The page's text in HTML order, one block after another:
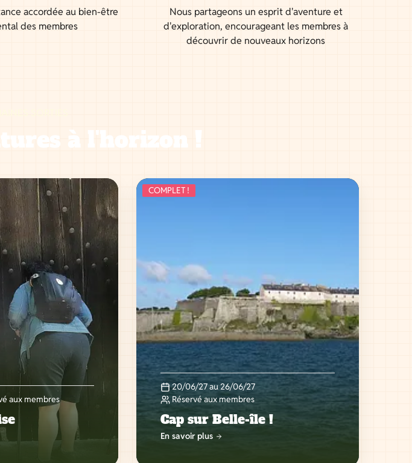
accordée au bien-être
des membres
Nous partageons un esprit d'aventure et
d'exploration, encourageant les membres à
découvrir de nouveaux horizons
à l'horizon !
aux membres
COMPLET !
20/06/27 au 26/06/27
Réservé aux membres
Cap sur Belle-île !
En savoir plus